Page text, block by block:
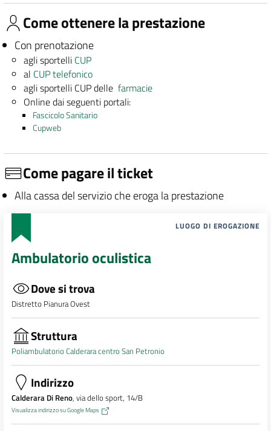
Come ottenere la prestazione
Con prenotazione
agli sportelli CUP
al CUP telefonico
agli sportelli CUP dellefarmacie
Online dai seguenti portali:
Fascicolo Sanitario
Cupweb
Come pagare il ticket
Alla cassa del servizio che eroga la prestazione
LUOGO DI EROGAZIONE
Ambulatorio oculistica
Dove si trova
Distretto Pianura Ovest
Struttura
Poliambulatorio Calderara centro San Petronio
Indirizzo
Calderara Di Reno, via dello sport, 14/B
Visualizza indirizzo su Google Maps